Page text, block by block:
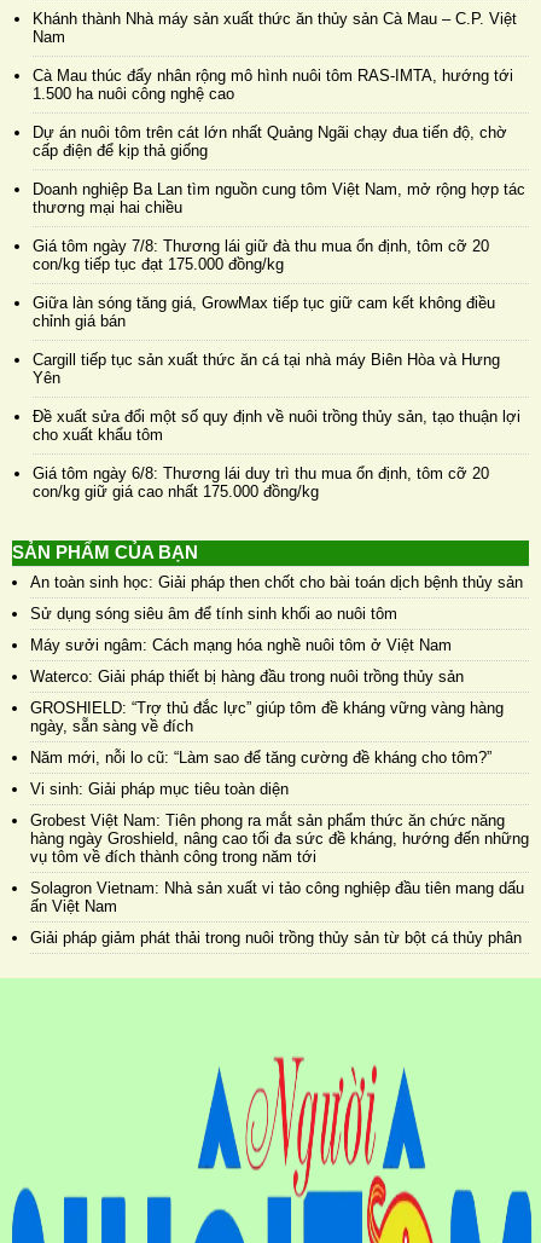
Khánh thành Nhà máy sản xuất thức ăn thủy sản Cà Mau – C.P. Việt
Nam
Cà Mau thúc đẩy nhân rộng mô hình nuôi tôm RAS-IMTA, hướng tới
1.500 ha nuôi công nghệ cao
Dự án nuôi tôm trên cát lớn nhất Quảng Ngãi chạy đua tiến độ, chờ
cấp điện để kịp thả giống
Doanh nghiệp Ba Lan tìm nguồn cung tôm Việt Nam, mở rộng hợp tác
thương mại hai chiều
Giá tôm ngày 7/8: Thương lái giữ đà thu mua ổn định, tôm cỡ 20
con/kg tiếp tục đạt 175.000 đồng/kg
Giữa làn sóng tăng giá, GrowMax tiếp tục giữ cam kết không điều
chỉnh giá bán
Cargill tiếp tục sản xuất thức ăn cá tại nhà máy Biên Hòa và Hưng
Yên
Đề xuất sửa đổi một số quy định về nuôi trồng thủy sản, tạo thuận lợi
cho xuất khẩu tôm
Giá tôm ngày 6/8: Thương lái duy trì thu mua ổn định, tôm cỡ 20
con/kg giữ giá cao nhất 175.000 đồng/kg
SẢN PHẨM CỦA BẠN
An toàn sinh học: Giải pháp then chốt cho bài toán dịch bệnh thủy sản
Sử dụng sóng siêu âm để tính sinh khối ao nuôi tôm
Máy sưởi ngâm: Cách mạng hóa nghề nuôi tôm ở Việt Nam
Waterco: Giải pháp thiết bị hàng đầu trong nuôi trồng thủy sản
GROSHIELD: “Trợ thủ đắc lực” giúp tôm đề kháng vững vàng hàng
ngày, sẵn sàng về đích
Năm mới, nỗi lo cũ: “Làm sao để tăng cường đề kháng cho tôm?”
Vi sinh: Giải pháp mục tiêu toàn diện
Grobest Việt Nam: Tiên phong ra mắt sản phẩm thức ăn chức năng
hàng ngày Groshield, nâng cao tối đa sức đề kháng, hướng đến những
vụ tôm về đích thành công trong năm tới
Solagron Vietnam: Nhà sản xuất vi tảo công nghiệp đầu tiên mang dấu
ấn Việt Nam
Giải pháp giảm phát thải trong nuôi trồng thủy sản từ bột cá thủy phân